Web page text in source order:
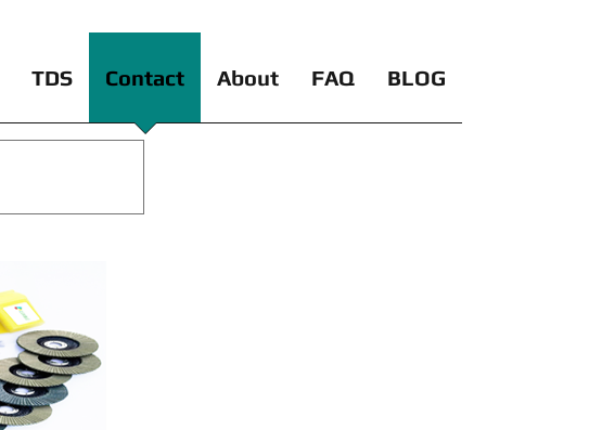
TDS Contact About FAQ BLOG